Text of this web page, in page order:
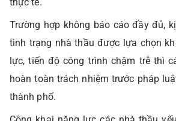
Trường hợp không báo cáo đầy đủ,
tình trạng nhà thầu được lựa chọn
lực, tiến độ công trình chậm trễ thì
hoàn toàn trách nhiệm trước pháp
thành phố.